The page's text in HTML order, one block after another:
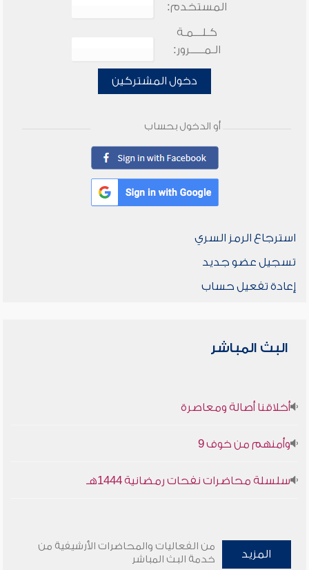
المستخدم:
كـلـــمـة
الـمـــــرور:
دخول المشتركين
أو الدخول بحساب
استرجاع الرمز السري
تسجيل عضو جديد
إعادة تفعيل حساب
البث المباشر
أخلاقنا أصالة ومعاصرة
وأمنهم من خوف 9
سلسلة محاضرات نفحات رمضانية 1444هـ
المزيد
من الفعاليات والمحاضرات الأرشيفية من
خدمة البث المباشر